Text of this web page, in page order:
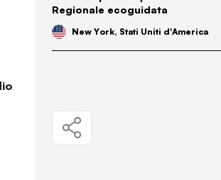
Regionale ecoguidata
New York, Stati Uniti d'America